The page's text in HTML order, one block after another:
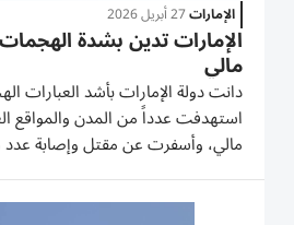
الإمارات27 أبريل 2026
الإمارات تدين بشدة
مالي
دانت دولة الإمارات بأشد العبارات
استهدفت عدداً من المدن والمواقع
مالي، وأسفرت عن مقتل وإصابة
وشددت وزارة الخارجية، في بيان لها،
تُعرب عن استنكارها الشديد لهذه